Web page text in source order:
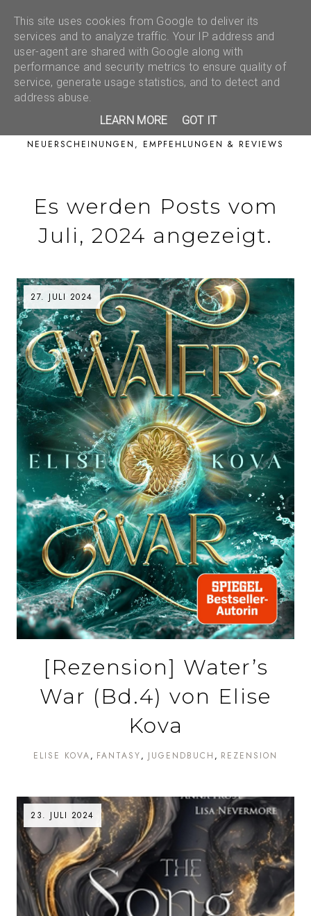
NEUERSCHEINUNGEN, EMPFEHLUNGEN & REVIEWS
Es werden Posts vom
Juli, 2024 angezeigt.
27. JULI 2024
[Rezension] Water’s
War (Bd.4) von Elise
Kova
ELISE KOVA FANTASY JUGENDBUCH REZENSION
23. JULI 2024
This site uses cookies from Google to deliver its
services and to analyze traffic. Your IP address and
user-agent are shared with Google along with
performance and security metrics to ensure quality of
service, generate usage statistics, and to detect and
address abuse.
LEARN MORE
GOT IT